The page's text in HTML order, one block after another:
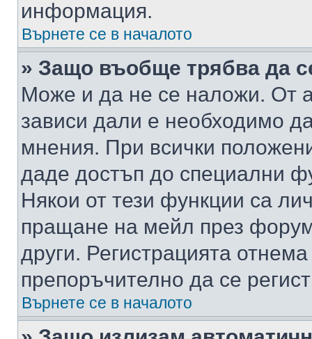
информация.
Върнете се в началото
» Защо въобще трябва да
Може и да не се наложи. От
зависи дали е необходимо
мнения. При всички
даде достъп до специални
Някои от тези функции са
пращане на мейл през
други. Регистрацията
препоръчително да се
Върнете се в началото